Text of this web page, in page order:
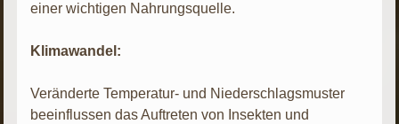
einer wichtigen Nahrungsquelle.
Klimawandel:
Veränderte Temperatur- und Niederschlagsmuster
beeinflussen das Auftreten von Insekten und